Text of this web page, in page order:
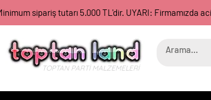
sipariş tutarı 5.000 TL'dir. UYARI:
TOPTAN PARTİ MALZEMELERİ